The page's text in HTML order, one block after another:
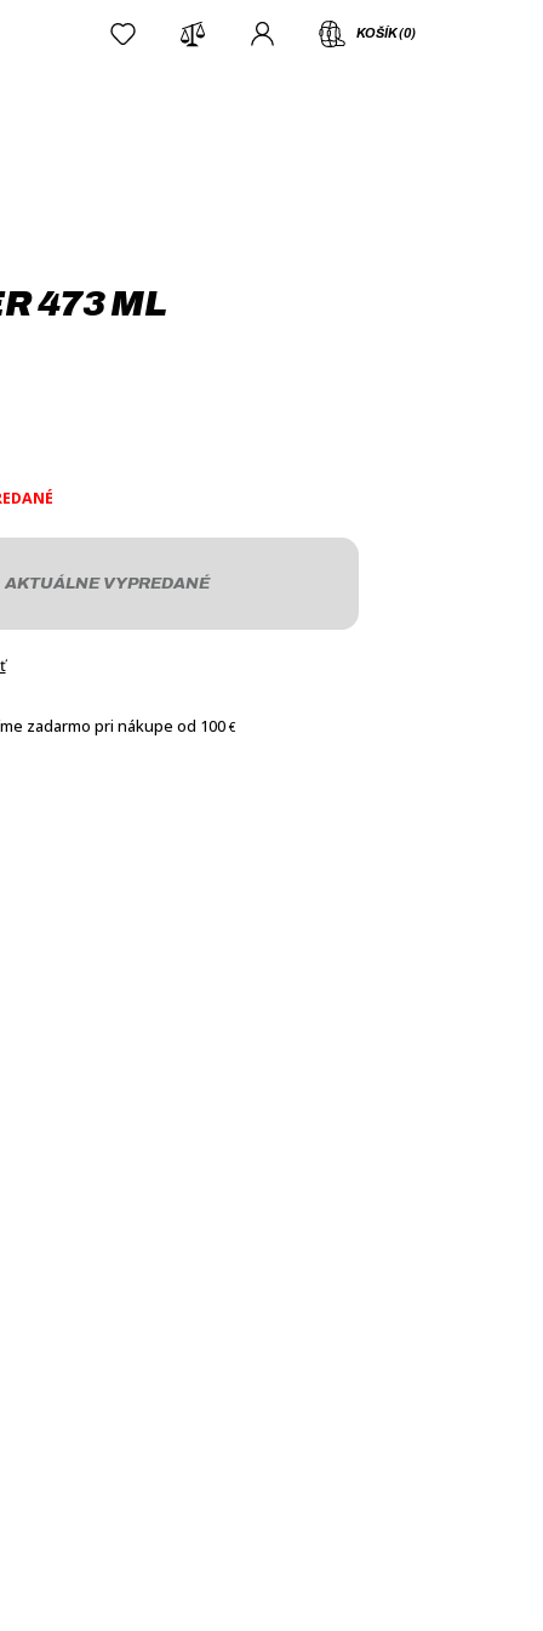
KOŠÍK (0)
473 ML
AKTUÁLNE VYPREDANÉ
zadarmo pri nákupe od 100€